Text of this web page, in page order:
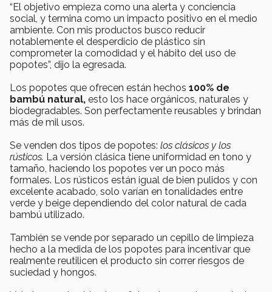
“El objetivo empieza como una alerta y conciencia
social, y termina como un impacto positivo en el medio
ambiente. Con mis productos busco reducir
notablemente el desperdicio de plástico sin
comprometer la comodidad y el hábito del uso de
popotes”, dijo la egresada.
Los popotes que ofrecen están hechos 100% de
bambú natural, esto los hace orgánicos, naturales y
biodegradables. Son perfectamente reusables y brindan
más de mil usos.
Se venden dos tipos de popotes: los clásicos y los
rústicos. La versión clásica tiene uniformidad en tono y
tamaño, haciendo los popotes ver un poco más
formales. Los rústicos están igual de bien pulidos y con
excelente acabado, solo varían en tonalidades entre
verde y beige dependiendo del color natural de cada
bambú utilizado.
También se vende por separado un cepillo de limpieza
hecho a la medida de los popotes para incentivar que
realmente reutilicen el producto sin correr riesgos de
suciedad y hongos.